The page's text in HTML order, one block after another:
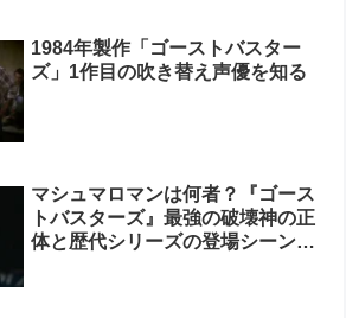
1984年製作「ゴーストバスター
ズ」1作目の吹き替え声優を知る
マシュマロマンは何者？『ゴース
トバスターズ』最強の破壊神の正
体と歴代シリーズの登場シーンを